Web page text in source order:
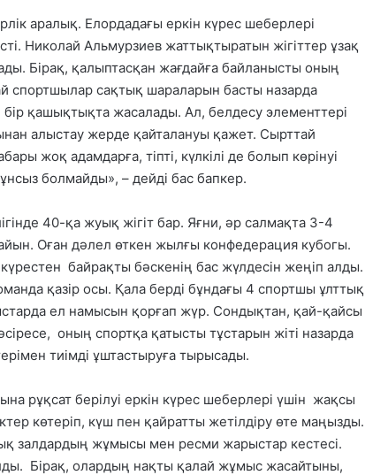
аралық. Елордадағы еркін күрес шеберлері
Николай Альмурзиев жаттықтыратын жігіттер ұзақ
Бірақ, қалыптасқан жағдайға байланысты оның
спортшылар сақтық шараларын басты назарда
қашықтықта жасалады. Ал, белдесу элементтері
алыстау жерде қайталануы қажет. Сырттай
жоқ адамдарға, тіпті, күлкілі де болып көрінуі
болмайды», – дейді бас бапкер.
40-қа жуық жігіт бар. Яғни, әр салмақта 3-4
Оған дәлел өткен жылғы конфедерация кубогы.
байрақты бәскенің бас жүлдесін жеңіп алды.
қазір осы. Қала берді бұндағы 4 спортшы ұлттық
ел намысын қорғап жүр. Сондықтан, қай-қайсы
оның спортқа қатысты тұстарын жіті назарда
тиімді ұштастыруға тырысады.
рұқсат берілуі еркін күрес шеберлері үшін жақсы
көтеріп, күш пен қайратты жетілдіру өте маңызды.
залдардың жұмысы мен ресми жарыстар кестесі.
Бірақ, олардың нақты қалай жұмыс жасайтыны,